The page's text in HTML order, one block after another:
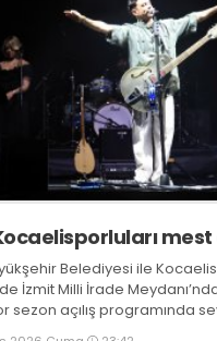
Belediyesi ile
İzmit Milli İrade
sezon açılış programında
konserle meydanı inletti.